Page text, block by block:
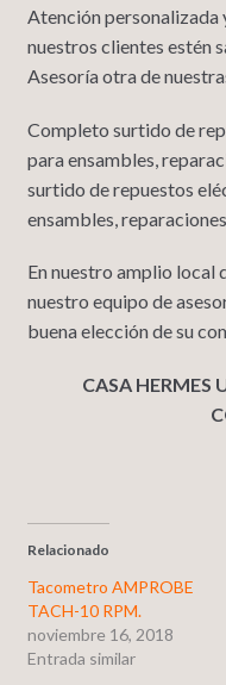
Atención personalizada
nuestros clientes estén
Asesoría otra de
Completo surtido de
para ensambles,
surtido de repuestos
ensambles,
En nuestro amplio local
nuestro equipo de
buena elección de su
CASA HERMES
Relacionado
Tacometro AMPROBE
TACH-10 RPM.
noviembre 16, 2018
Entrada similar